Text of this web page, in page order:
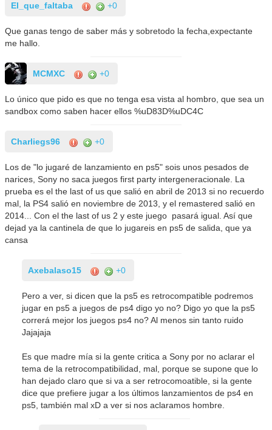
El_que_faltaba +0
Que ganas tengo de saber más y sobretodo la fecha,expectante
me hallo.
MCMXC +0
Lo único que pido es que no tenga esa vista al hombro, que sea un
sandbox como saben hacer ellos %uD83D%uDC4C
Charliegs96 +0
Los de "lo jugaré de lanzamiento en ps5" sois unos pesados de
narices, Sony no saca juegos first party intergeneracionale. La
prueba es el the last of us que salió en abril de 2013 si no recuerdo
mal, la PS4 salió en noviembre de 2013, y el remastered salió en
2014... Con el the last of us 2 y este juego pasará igual. Así que
dejad ya la cantinela de que lo jugareis en ps5 de salida, que ya
cansa
Axebalaso15 +0
Pero a ver, si dicen que la ps5 es retrocompatible podremos
jugar en ps5 a juegos de ps4 digo yo no? Digo yo que la ps5
correrá mejor los juegos ps4 no? Al menos sin tanto ruido
Jajajaja
Es que madre mía si la gente critica a Sony por no aclarar el
tema de la retrocompatibilidad, mal, porque se supone que lo
han dejado claro que si va a ser retrocomoatible, si la gente
dice que prefiere jugar a los últimos lanzamientos de ps4 en
ps5, también mal xD a ver si nos aclaramos hombre.